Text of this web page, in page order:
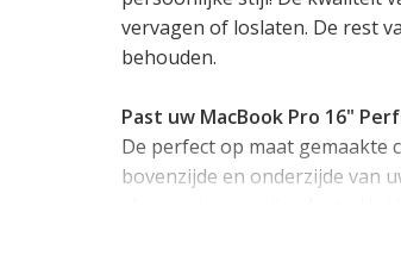
vervagen of loslaten. De rest
behouden.
Past uw MacBook Pro 16"
De perfect op maat gemaakte
bovenzijde en onderzijde van
voor uw MacBook gemaakt is: